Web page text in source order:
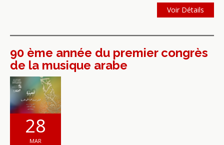
Voir Détails
90 ème année du premier congrès
de la musique arabe
28
MAR